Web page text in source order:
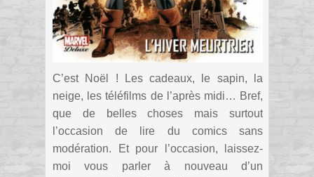
C’est Noël ! Les cadeaux, le sapin, la
neige, les téléfilms de l’après midi… Bref,
que de belles choses mais surtout
l’occasion de lire du comics sans
modération. Et pour l’occasion, laissez-
moi vous parler à nouveau d’un